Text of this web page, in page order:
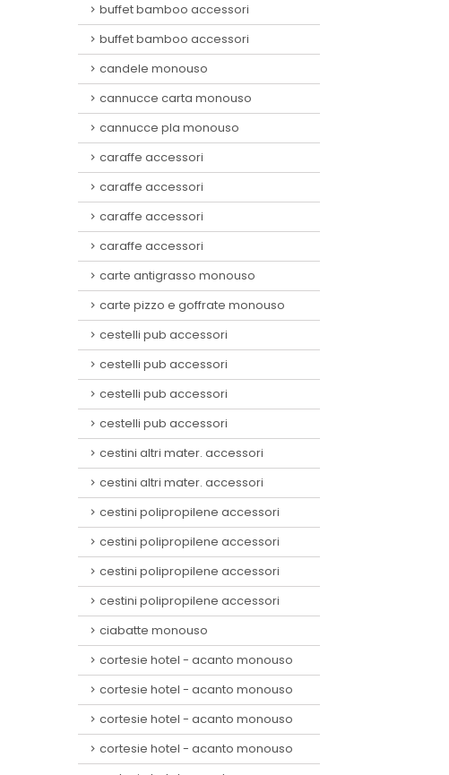
buffet bamboo accessori
buffet bamboo accessori
candele monouso
cannucce carta monouso
cannucce pla monouso
caraffe accessori
caraffe accessori
caraffe accessori
caraffe accessori
carte antigrasso monouso
carte pizzo e goffrate monouso
cestelli pub accessori
cestelli pub accessori
cestelli pub accessori
cestelli pub accessori
cestini altri mater. accessori
cestini altri mater. accessori
cestini polipropilene accessori
cestini polipropilene accessori
cestini polipropilene accessori
cestini polipropilene accessori
ciabatte monouso
cortesie hotel - acanto monouso
cortesie hotel - acanto monouso
cortesie hotel - acanto monouso
cortesie hotel - acanto monouso